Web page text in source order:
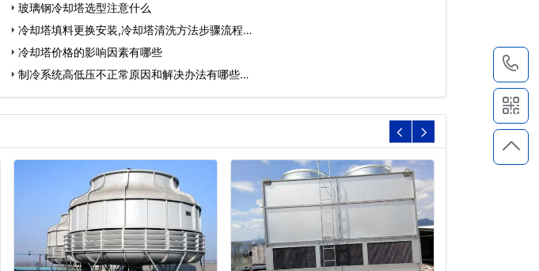
玻璃钢冷却塔选型注意什么
冷却塔填料更换安装,冷却塔清洗方法步骤流程…
冷却塔价格的影响因素有哪些
制冷系统高低压不正常原因和解决办法有哪些…